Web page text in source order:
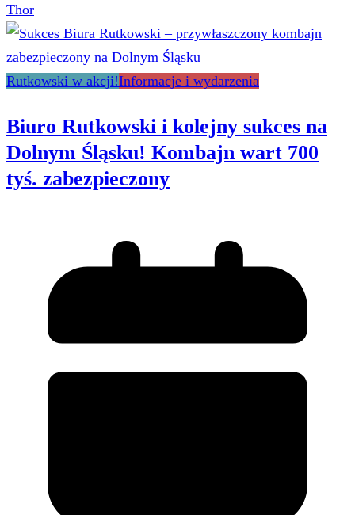
Thor
Rutkowski w akcji!Informacje i wydarzenia
Biuro Rutkowski i kolejny sukces na
Dolnym Śląsku! Kombajn wart 700
tyś. zabezpieczony